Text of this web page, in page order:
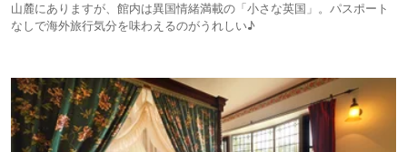
山麓にありますが、館内は異国情緒満載の「小さな英国」。パスポート
なしで海外旅行気分を味わえるのがうれしい♪